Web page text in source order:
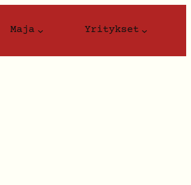
Maja Yritykset